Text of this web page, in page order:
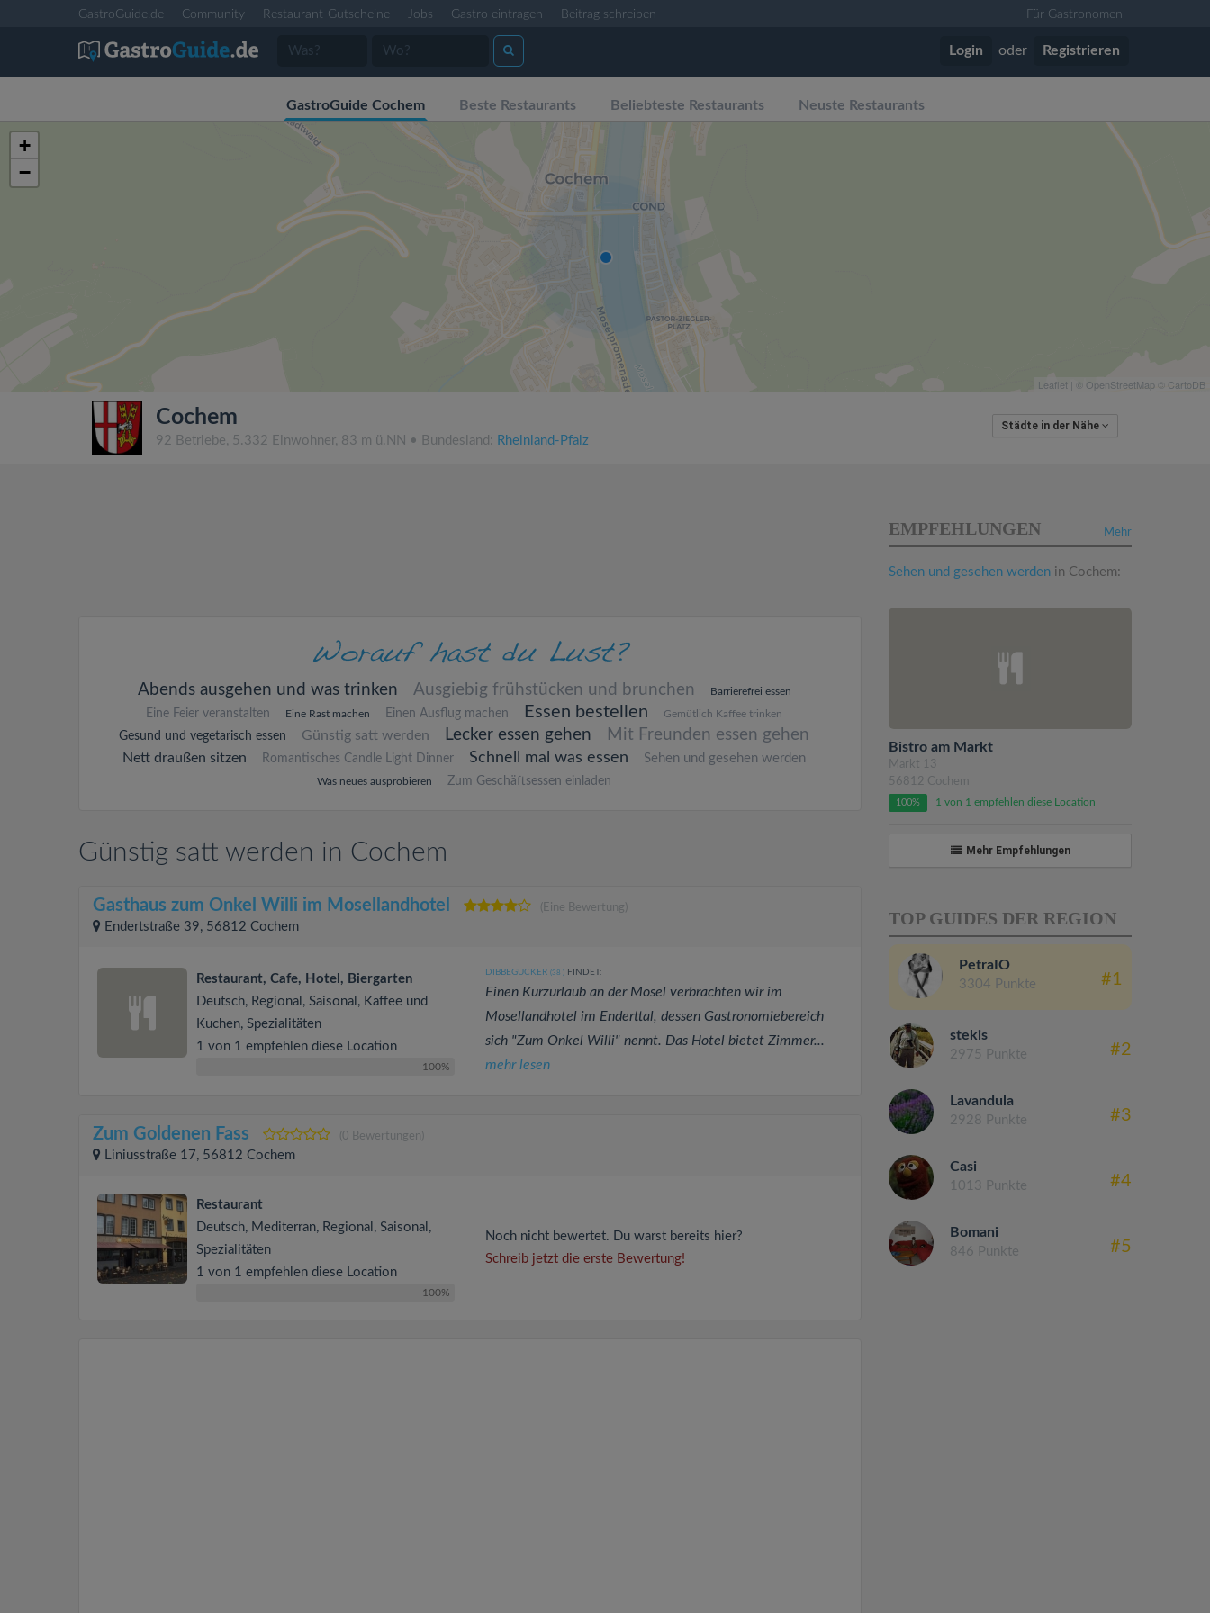
GastroGuide.de Community Restaurant-Gutscheine Jobs Gastro eintragen Beitrag schreiben Für Gastronomen
Login oder Registrieren
GastroGuide Cochem Beste Restaurants Beliebteste Restaurants Neuste Restaurants
+
−
Leaflet | © OpenStreetMap © CartoDB
Cochem
92 Betriebe, 5.332 Einwohner, 83 m ü.NN • Bundesland: Rheinland-Pfalz
Städte in der Nähe
Abends ausgehen und was trinken Ausgiebig frühstücken und brunchen Barrierefrei essen
Eine Feier veranstalten Eine Rast machen Einen Ausflug machen Essen bestellen Gemütlich Kaffee trinken
Gesund und vegetarisch essen Günstig satt werden Lecker essen gehen Mit Freunden essen gehen
Nett draußen sitzen Romantisches Candle Light Dinner Schnell mal was essen Sehen und gesehen werden
Was neues ausprobieren Zum Geschäftsessen einladen
Günstig satt werden in Cochem
Gasthaus zum Onkel Willi im Mosellandhotel (Eine Bewertung)
Endertstraße 39, 56812 Cochem
Restaurant, Cafe, Hotel, Biergarten
Deutsch, Regional, Saisonal, Kaffee und
Kuchen, Spezialitäten
1 von 1 empfehlen diese Location
100%
DIBBEGUCKER (38 )FINDET:
Einen Kurzurlaub an der Mosel verbrachten wir im
Mosellandhotel im Enderttal, dessen Gastronomiebereich
sich "Zum Onkel Willi" nennt. Das Hotel bietet Zimmer...
mehr lesen
Zum Goldenen Fass (0 Bewertungen)
Liniusstraße 17, 56812 Cochem
Restaurant
Deutsch, Mediterran, Regional, Saisonal,
Spezialitäten
1 von 1 empfehlen diese Location
100%
Noch nicht bewertet. Du warst bereits hier?
Schreib jetzt die erste Bewertung!
Mehr
EMPFEHLUNGEN
Sehen und gesehen werden in Cochem:
Bistro am Markt
Markt 13
56812 Cochem
100% 1 von 1 empfehlen diese Location
Mehr Empfehlungen
TOP GUIDES DER REGION
PetraIO
3304 Punkte #1
stekis
2975 Punkte #2
Lavandula
2928 Punkte #3
Casi
1013 Punkte #4
Bomani
846 Punkte #5